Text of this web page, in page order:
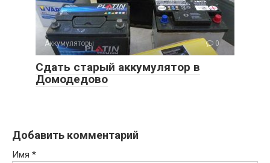
Аккумуляторы 0
Сдать старый аккумулятор в
Домодедово
Добавить комментарий
Имя *